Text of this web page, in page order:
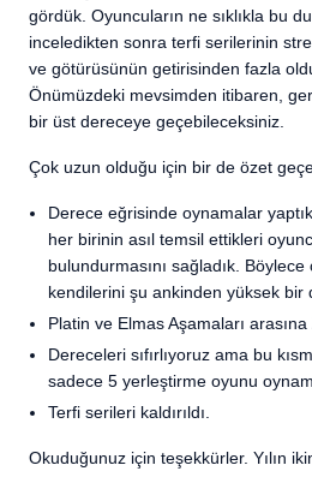
gördük. Oyuncuların ne sıklıkla bu
inceledikten sonra terfi serilerinin
ve götürüsünün getirisinden fazla
Önümüzdeki mevsimden itibaren,
bir üst dereceye geçebileceksiniz.
Çok uzun olduğu için bir de özet
Derece eğrisinde oynamalar
her birinin asıl temsil ettikleri
bulundurmasını sağladık.
kendilerini şu ankinden yüksek bir
Platin ve Elmas Aşamaları
Dereceleri sıfırlıyoruz ama bu
sadece 5 yerleştirme oyunu
Terfi serileri kaldırıldı.
Okuduğunuz için teşekkürler. Yılın